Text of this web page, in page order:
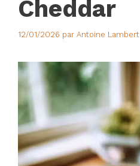
Cheddar
12/01/2026 par Antoine Lambert